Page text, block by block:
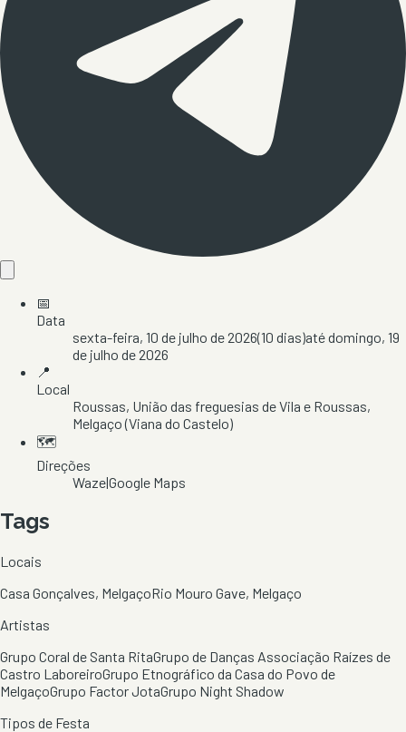
📅
Data
sexta-feira, 10 de julho de 2026(10 dias)atédomingo, 19
de julho de 2026
📍
Local
Roussas, União das freguesias de Vila e Roussas,
Melgaço(Viana do Castelo)
🗺️
Direções
Waze|Google Maps
Tags
Locais
Casa Gonçalves, MelgaçoRio Mouro Gave, Melgaço
Artistas
Grupo Coral de Santa RitaGrupo de Danças Associação Raízes de
Castro LaboreiroGrupo Etnográfico da Casa do Povo de
MelgaçoGrupo Factor JotaGrupo Night Shadow
Tipos de Festa